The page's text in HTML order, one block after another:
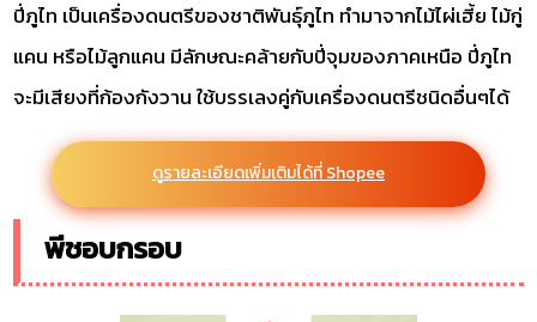
ปี่ภูไท เป็นเครื่องดนตรีของชาติพันธุ์ภูไท ทำมาจากไม้ไผ่เฮี้ย ไม้กู่
แคน หรือไม้ลูกแคน มีลักษณะคล้ายกับปี่จุมของภาคเหนือ ปี่ภูไท
จะมีเสียงที่ก้องกังวาน ใช้บรรเลงคู่กับเครื่องดนตรีชนิดอื่นๆได้
ดูรายละเอียดเพิ่มเติมได้ที่ Shopee
พีชอบกรอบ